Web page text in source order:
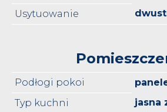
Usytuowanie
Podłogi pokoi
Typ kuchni
jasna